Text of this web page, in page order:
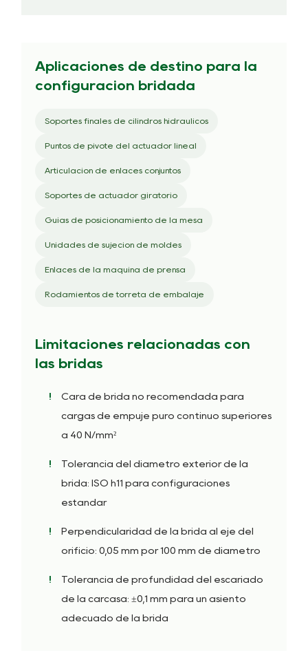
Aplicaciones de destino para la
configuración bridada
Soportes finales de cilindros hidráulicos
Puntos de pivote del actuador lineal
Articulación de enlaces conjuntos
Soportes de actuador giratorio
Guías de posicionamiento de la mesa
Unidades de sujeción de moldes
Enlaces de la máquina de prensa
Rodamientos de torreta de embalaje
Limitaciones relacionadas con
las bridas
Cara de brida no recomendada para
cargas de empuje puro continuo superiores
a 40 N/mm²
Tolerancia del diámetro exterior de la
brida: ISO h11 para configuraciones
estándar
Perpendicularidad de la brida al eje del
orificio: 0,05 mm por 100 mm de diámetro
Tolerancia de profundidad del escariado
de la carcasa: ±0,1 mm para un asiento
adecuado de la brida